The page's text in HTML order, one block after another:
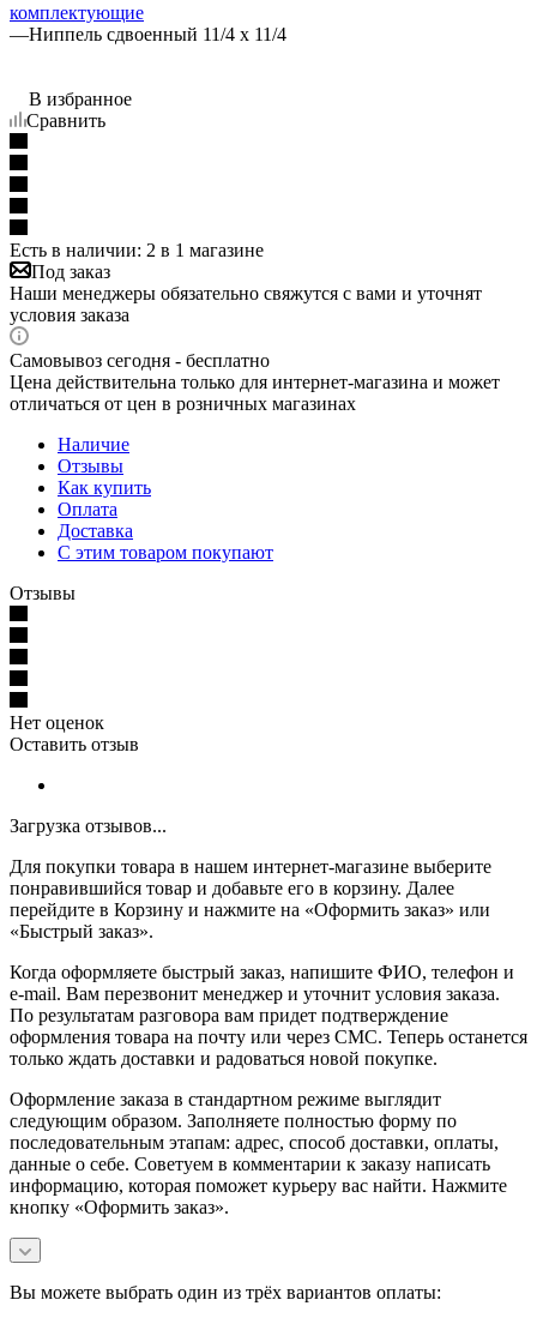
комплектующие
—Ниппель сдвоенный 11/4 х 11/4
В избранное
Сравнить
Есть в наличии: 2 в 1 магазине
Под заказ
Наши менеджеры обязательно свяжутся с вами и уточнят
условия заказа
Самовывоз сегодня - бесплатно
Цена действительна только для интернет-магазина и может
отличаться от цен в розничных магазинах
Наличие
Отзывы
Как купить
Оплата
Доставка
С этим товаром покупают
Отзывы
Нет оценок
Оставить отзыв
Загрузка отзывов...
Для покупки товара в нашем интернет-магазине выберите
понравившийся товар и добавьте его в корзину. Далее
перейдите в Корзину и нажмите на «Оформить заказ» или
«Быстрый заказ».
Когда оформляете быстрый заказ, напишите ФИО, телефон и
e-mail. Вам перезвонит менеджер и уточнит условия заказа.
По результатам разговора вам придет подтверждение
оформления товара на почту или через СМС. Теперь останется
только ждать доставки и радоваться новой покупке.
Оформление заказа в стандартном режиме выглядит
следующим образом. Заполняете полностью форму по
последовательным этапам: адрес, способ доставки, оплаты,
данные о себе. Советуем в комментарии к заказу написать
информацию, которая поможет курьеру вас найти. Нажмите
кнопку «Оформить заказ».
Вы можете выбрать один из трёх вариантов оплаты: